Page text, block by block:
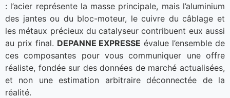
: l’acier représente la masse principale, mais l’aluminium
des jantes ou du bloc-moteur, le cuivre du câblage et
les métaux précieux du catalyseur contribuent eux aussi
au prix final. DEPANNE EXPRESSE évalue l’ensemble de
ces composantes pour vous communiquer une offre
réaliste, fondée sur des données de marché actualisées,
et non une estimation arbitraire déconnectée de la
réalité.